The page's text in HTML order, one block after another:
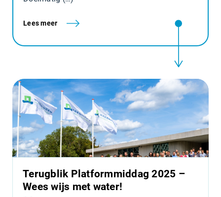
Lees meer
Terugblik Platformmiddag 2025 –
Wees wijs met water!